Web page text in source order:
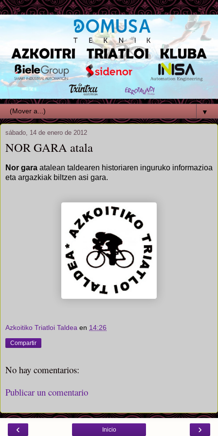
▼
sábado, 14 de enero de 2012
NOR GARA atala
Nor gara atalean taldearen historiaren inguruko informazioa
eta argazkiak biltzen asi gara.
Azkoitiko Triatloi Taldea en 14:26
Compartir
No hay comentarios:
Publicar un comentario
‹ ›
Inicio